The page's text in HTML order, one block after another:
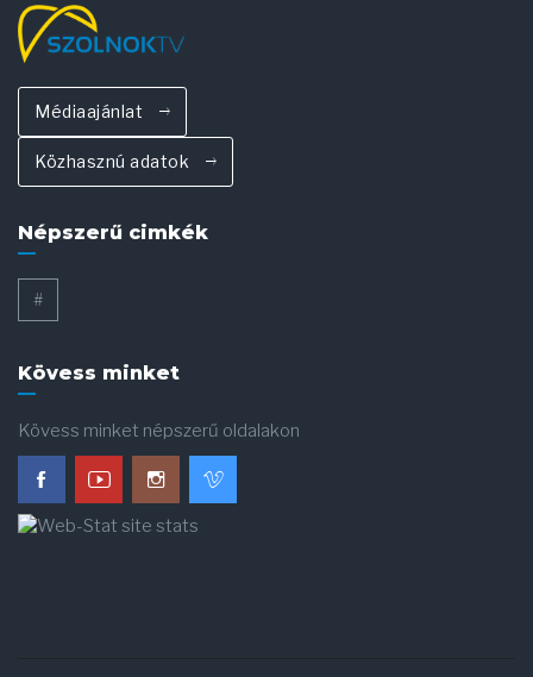
Médiaajánlat
Közhasznú adatok
Népszerű cimkék
#
Kövess minket
Kövess minket népszerű oldalakon